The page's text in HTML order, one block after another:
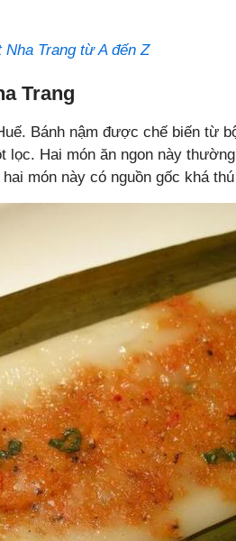
Trang từ A đến Z
Trang
Bánh nậm được chế biến từ
lọc. Hai món ăn ngon này
hai món này có nguồn gốc khá